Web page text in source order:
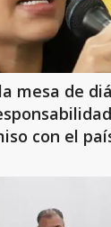
mesa de
con el